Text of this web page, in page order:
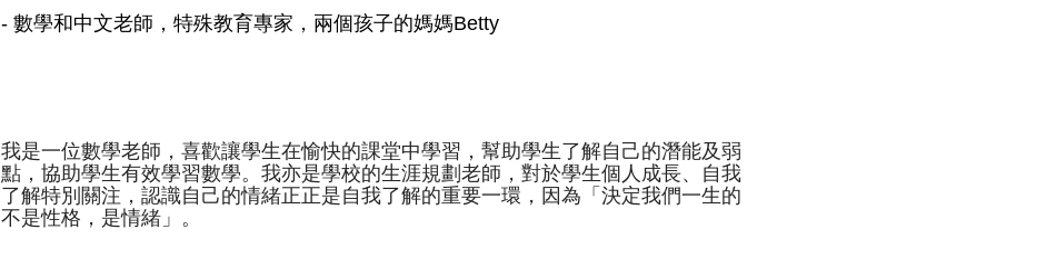
- 數學和中文老師，特殊教育專家，兩個孩子的媽媽Betty
我是一位數學老師，喜歡讓學生在愉快的課堂中學習，幫助學生了解自己的潛能及弱
點，協助學生有效學習數學。我亦是學校的生涯規劃老師，對於學生個人成長、自我
了解特別關注，認識自己的情緒正正是自我了解的重要一環，因為「決定我們一生的
不是性格，是情緒」。